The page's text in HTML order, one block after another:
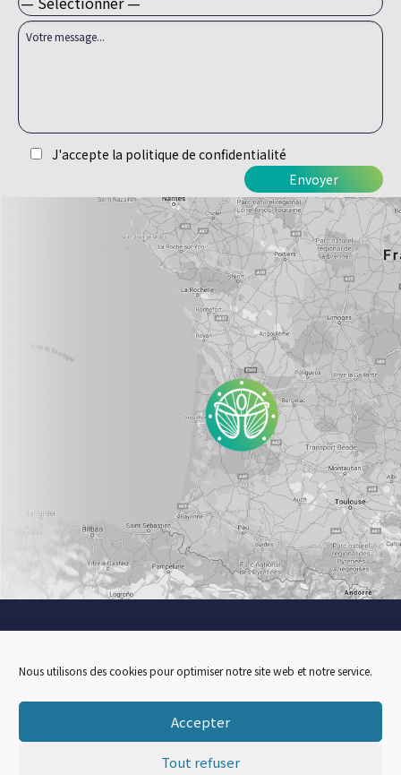
Nous utilisons des cookies pour optimiser notre site web et notre service.
Accepter
Tout refuser
J'accepte la politique de confidentialité
Accueil Le Centre
Les Pôles
Nos Formations en France
Groupe de parole
Événements & Ateliers
Contact
Conditions générales de vente
Règlement intérieur
MENTIONS LÉGALES